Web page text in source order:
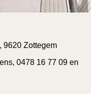
9620 Zottegem
0478 16 77 09 en